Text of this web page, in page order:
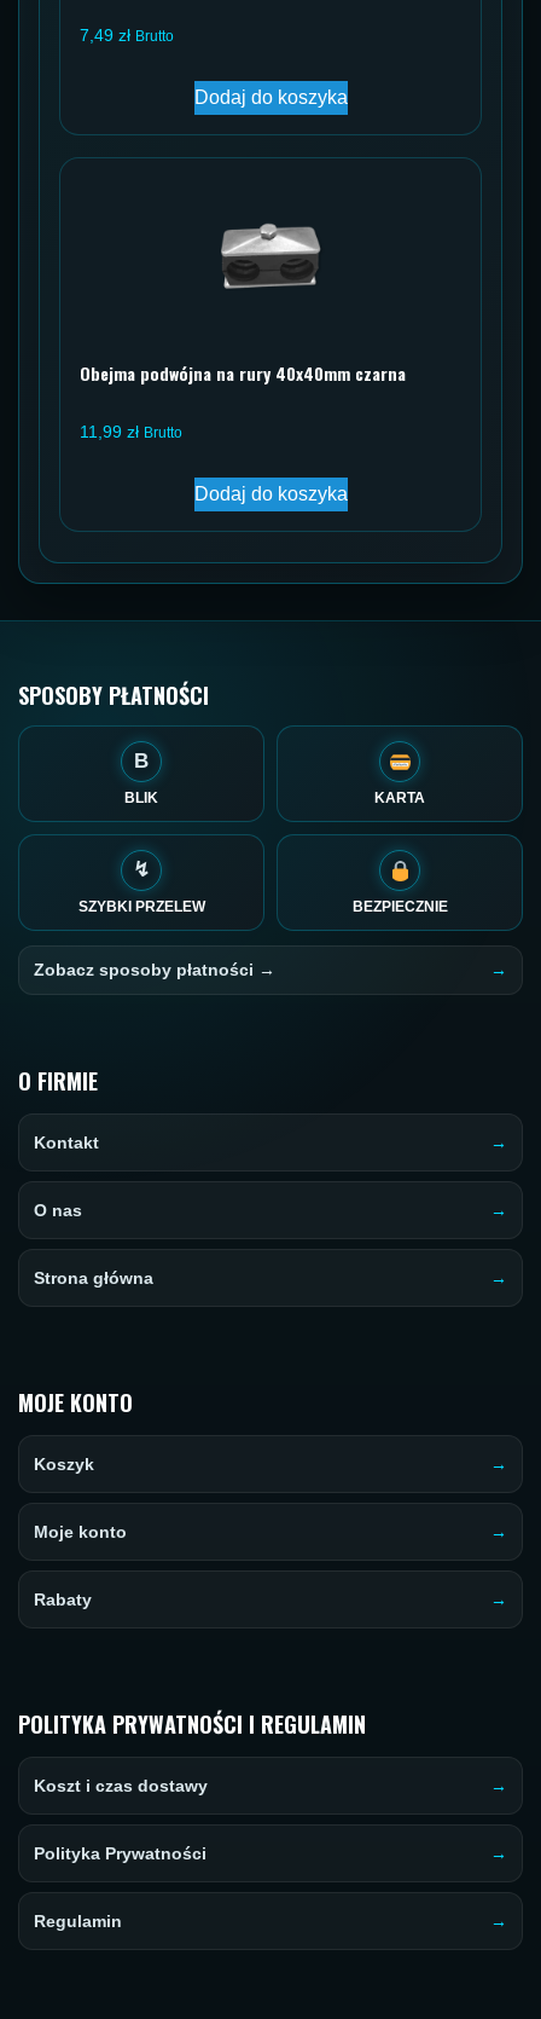
7,49 zł Brutto
Dodaj do koszyka
Obejma podwójna na rury 40x40mm czarna
11,99 zł Brutto
Dodaj do koszyka
SPOSOBY PŁATNOŚCI
B
BLIK KARTA
↯
SZYBKI PRZELEW BEZPIECZNIE
Zobacz sposoby płatności →
O FIRMIE
Kontakt
O nas
Strona główna
MOJE KONTO
Koszyk
Moje konto
Rabaty
POLITYKA PRYWATNOŚCI I REGULAMIN
Koszt i czas dostawy
Polityka Prywatności
Regulamin